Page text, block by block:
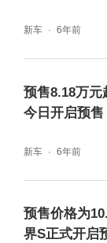
的永磁同步
新车 6年前
预售8.18万元
今日开启预售
新车 6年前
预售价格为
界S正式开启